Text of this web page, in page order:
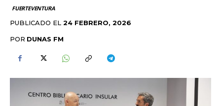
FUERTEVENTURA
PUBLICADO EL 24 FEBRERO, 2026
POR DUNAS FM